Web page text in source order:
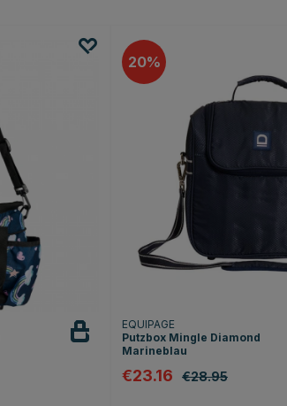
20
EQUIPAGE
Putzbox Mingle Diamond
Marineblau
€23.16 €28.95